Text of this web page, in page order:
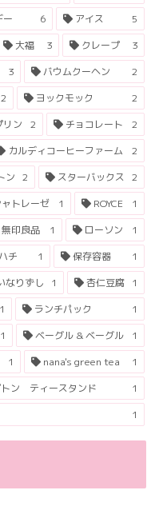
ー 6 アイス
5
大福 3 クレープ
3
3 バウムクーヘン
2
2 ヨックモック
2
ン 2 チョコレート
2
カルディコーヒーファーム
2
ン 2 スターバックス 2
ャトレーゼ 1 ROYCE
1
無印良品 1 ローソン
1
チ 1 保存容器
1
なりずし 1 杏仁豆腐 1
1 ランチパック
1
1 ベーグル & ベーグル
1
1 nana's green tea
1
トン ティースタンド
1
1